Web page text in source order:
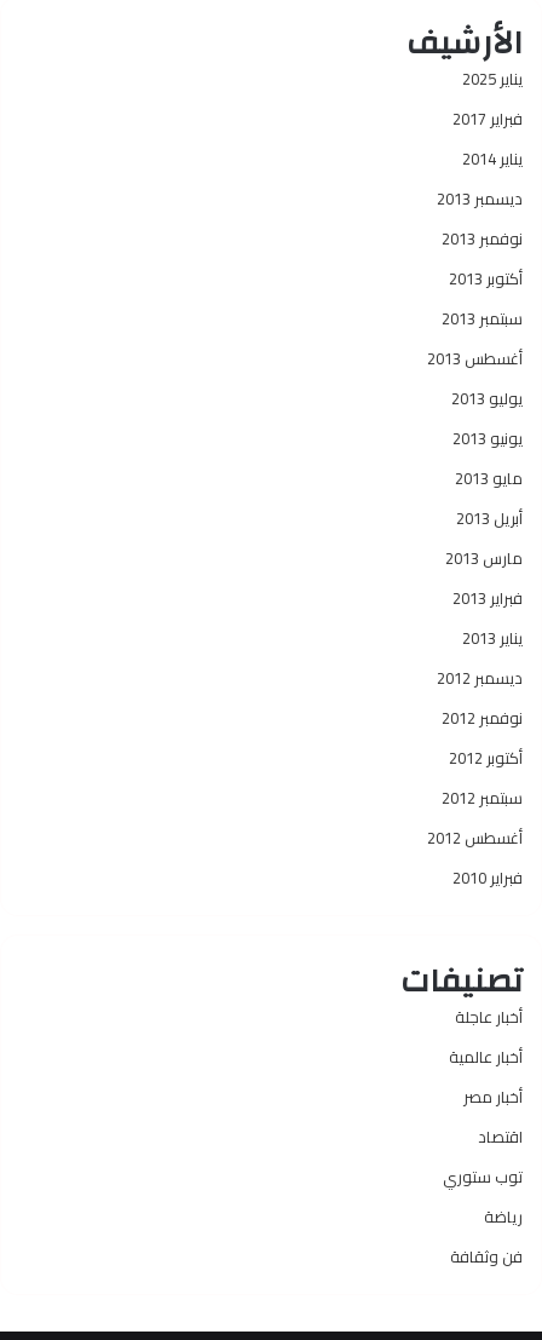
الأرشيف
يناير 2025
فبراير 2017
يناير 2014
ديسمبر 2013
نوفمبر 2013
أكتوبر 2013
سبتمبر 2013
أغسطس 2013
يوليو 2013
يونيو 2013
مايو 2013
أبريل 2013
مارس 2013
فبراير 2013
يناير 2013
ديسمبر 2012
نوفمبر 2012
أكتوبر 2012
سبتمبر 2012
أغسطس 2012
فبراير 2010
تصنيفات
أخبار عاجلة
أخبار عالمية
أخبار مصر
اقتصاد
توب ستوري
رياضة
فن وثقافة